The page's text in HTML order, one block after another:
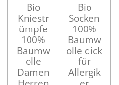
Bio
Kniestr
ümpfe
100%
Baumw
olle
Damen
Bio
Socken
100%
Baumw
olle dick
für
Allergik